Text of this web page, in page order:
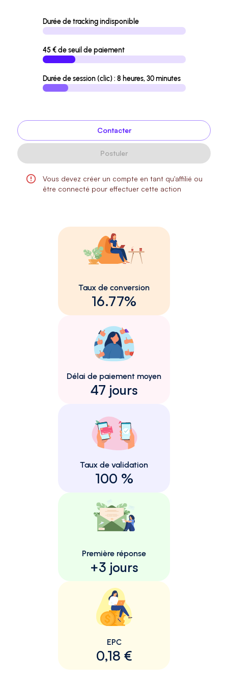
Durée de tracking indisponible
45 € de seuil de paiement
Durée de session (clic) : 8 heures, 30 minutes
Contacter
Postuler
Vous devez créer un compte en tant qu'affilié ou
être connecté pour effectuer cette action
16.77%
Taux de conversion
47 jours
Délai de paiement moyen
100 %
Taux de validation
+3 jours
Première réponse
0,18 €
EPC